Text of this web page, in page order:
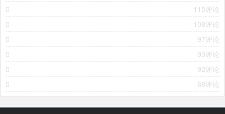
115评论
108评论
97评论
93评论
92评论
88评论